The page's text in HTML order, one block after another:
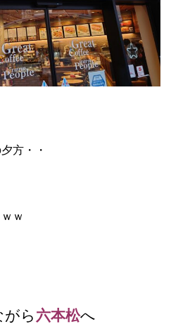
方・・
ｗ
ら 六本松へ